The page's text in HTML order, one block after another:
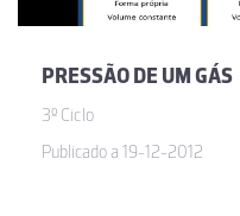
PRESSÃO DE UM GÁS
3º Ciclo
Publicado a 19-12-2012